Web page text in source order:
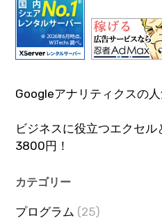
Googleアナリティクスの
ビジネスに役立つエクセ
3800円！
カテゴリー
プログラム (25)